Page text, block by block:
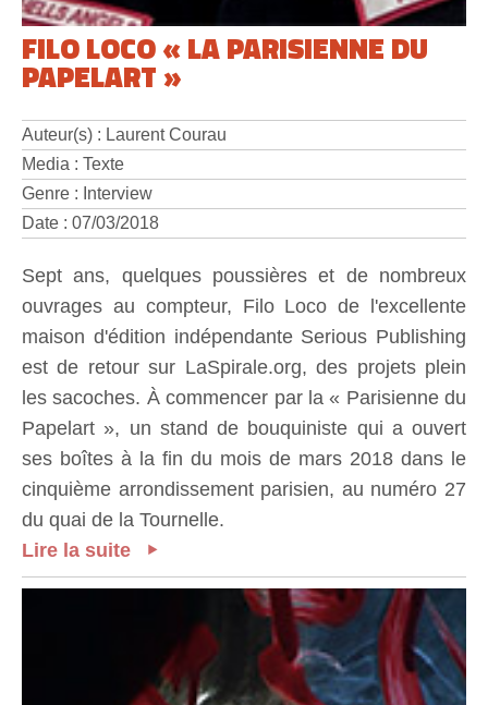
FILO LOCO « LA PARISIENNE DU
PAPELART »
Auteur(s) : Laurent Courau
Media : Texte
Genre : Interview
Date : 07/03/2018
Sept ans, quelques poussières et de nombreux
ouvrages au compteur, Filo Loco de l'excellente
maison d'édition indépendante Serious Publishing
est de retour sur LaSpirale.org, des projets plein
les sacoches. À commencer par la « Parisienne du
Papelart », un stand de bouquiniste qui a ouvert
ses boîtes à la fin du mois de mars 2018 dans le
cinquième arrondissement parisien, au numéro 27
du quai de la Tournelle.
Lire la suite